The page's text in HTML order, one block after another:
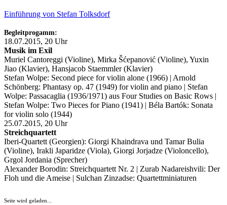
Einführung von Stefan Tolksdorf
Begleitprogamm:
18.07.2015, 20 Uhr
Musik im Exil
Muriel Cantoreggi (Violine), Mirka Šćepanović (Violine), Yuxin
Jiao (Klavier), Hansjacob Staemmler (Klavier)
Stefan Wolpe: Second piece for violin alone (1966) | Arnold
Schönberg: Phantasy op. 47 (1949) for violin and piano | Stefan
Wolpe: Passacaglia (1936/1971) aus Four Studies on Basic Rows |
Stefan Wolpe: Two Pieces for Piano (1941) | Béla Bartók: Sonata
for violin solo (1944)
25.07.2015, 20 Uhr
Streichquartett
Iberi-Quartett (Georgien): Giorgi Khaindrava und Tamar Bulia
(Violine), Irakli Japaridze (Viola), Giorgi Jorjadze (Violoncello),
Grgol Jordania (Sprecher)
Alexander Borodin: Streichquartett Nr. 2 | Zurab Nadareishvili: Der
Floh und die Ameise | Sulchan Zinzadse: Quartettminiaturen
Seite wird geladen...